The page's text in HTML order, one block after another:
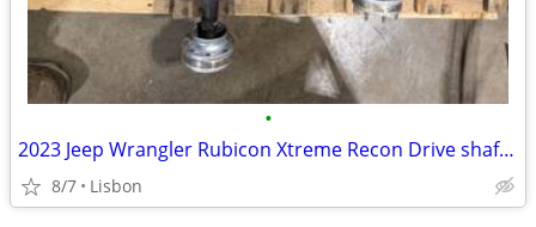
•
2023 Jeep Wrangler Rubicon Xtreme Recon Drive shafts.
8/7 Lisbon